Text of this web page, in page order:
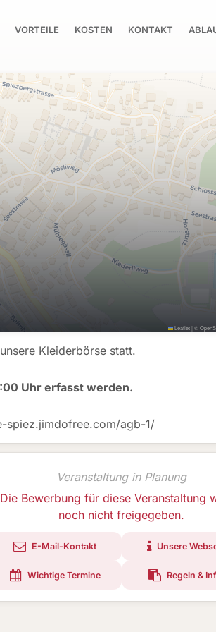
VORTEILE KOSTEN KONTAKT
Kleiderbörse statt.
Uhr erfasst werden.
spiez.jimdofree.com/agb-1/
Veranstaltung in Planung
Die Bewerbung für diese Veranstaltung
noch nicht freigegeben.
E-Mail-Kontakt Unsere
Wichtige Termine Regeln &
Leaflet|©